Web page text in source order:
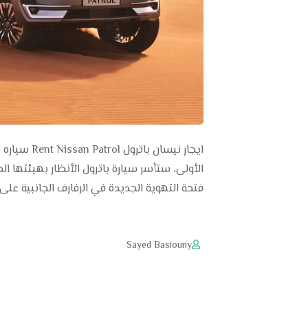
الأولى، ستأسر سيارة باترول الأنظار
فتحة التهوية الجديدة في الرفارف الجانبية
Sayed Basiouny